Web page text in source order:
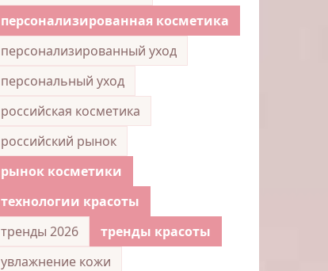
персонализированная косметика
персонализированный уход
персональный уход
российская косметика
российский рынок
рынок косметики
технологии красоты
тренды 2026
тренды красоты
увлажнение кожи